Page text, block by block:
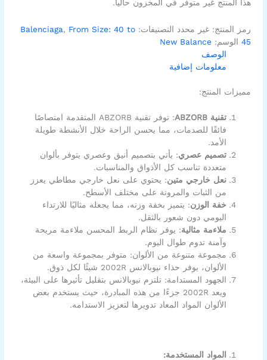
هذا المنتج غير متوفر في المخزون حالياً.
رمز المنتج:غير محدد التصنيفات: Balenciaga, From Size: 40 to
45 الوسم: New Balance
الوصف
معلومات إضافية
مميزات المنتج:
تقنية ABZORB
: توفر تقنية ABZORB المتقدمة امتصاصًا
فائقًا للصدمات، مما يحسن الراحة خلال الأنشطة طويلة
الأمد.
تصميم عصري: يأتي بتصميم أنيق وعصري يتوفر بألوان
متعددة تناسب كل الأذواق والمناسبات.
نعل خارجي متين: يحتوي على نعل خارجي مطاطي يعزز
من الثبات والمرونة على مختلف الأسطح.
خفة الوزن: يتميز بخفة وزنه، مما يجعله مثاليًا للارتداء
اليومي دون شعور بالثقل.
ملاءمة مثالية: يوفر نظام الربط المحسن ملاءمة مريحة
وآمنة تدوم طوال اليوم.
مجموعة متنوعة من الألوان: متوفر بمجموعة واسعة من
الألوان، يوفر حذاء نيوبالانس 2002R شيئًا لكل ذوق.
الجهود المستدامة: تلتزم نيوبالانس بتقليل تأثيرها على البيئة،
ويعد 2002R جزءًا من هذه المبادرة، حيث يستخدم بعض
الألوان المواد المعاد تدويرها لتعزيز الاستدامه.
المواد المستخدمة: